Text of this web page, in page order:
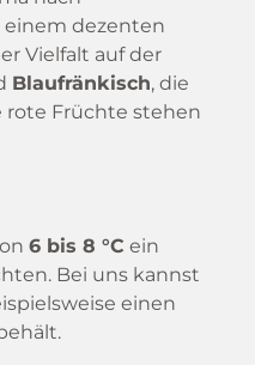
einem dezenten
Vielfalt auf der
Blaufränkisch, die
rote Früchte stehen
6 bis 8 °C ein
Bei uns kannst
einen